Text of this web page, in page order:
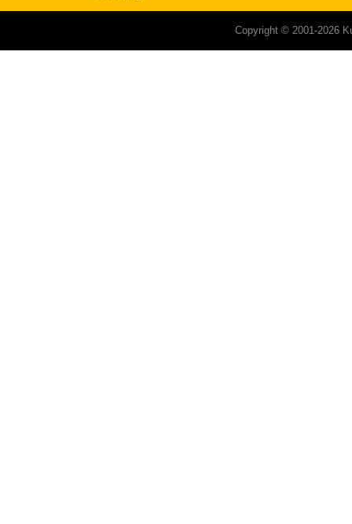
Copyright © 2001-2026